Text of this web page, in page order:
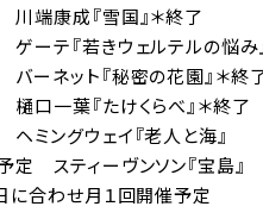
端康成『雪国』＊終了
テ『若きウェルテルの悩み
ネット『秘密の花園』＊終
一葉『たけくらべ』＊終了
ングウェイ『老人と海』
スティーヴンソン『宝島』
に合わせ月１回開催予定